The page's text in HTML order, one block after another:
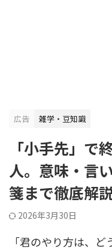
広告 雑学・豆知識
「小手先」で
人。意味・言
箋まで徹底解
2026年3月30日
「君のやり方は、ど